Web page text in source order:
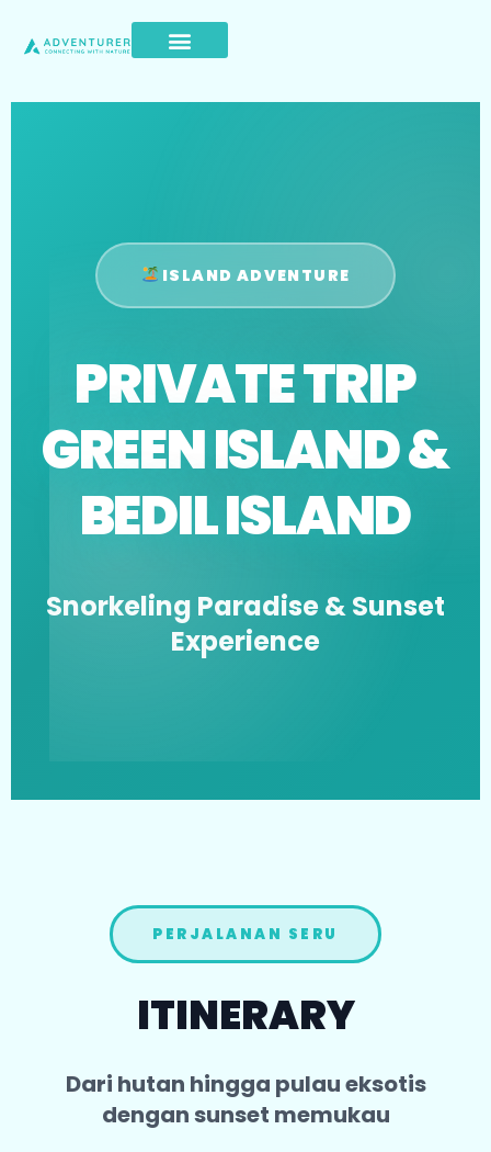
ISLAND ADVENTURE
PRIVATE TRIP
GREEN ISLAND &
BEDIL ISLAND
Snorkeling Paradise & Sunset
Experience
PERJALANAN SERU
ITINERARY
Dari hutan hingga pulau eksotis
dengan sunset memukau